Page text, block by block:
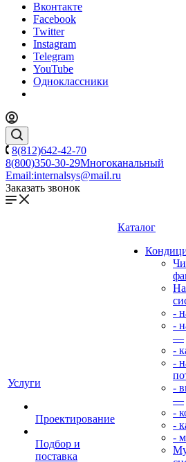
Вконтакте
Facebook
Twitter
Instagram
Telegram
YouTube
Одноклассники
8(812)642-42-70
8(800)350-30-29Многоканальный
Email:internalsys@mail.ru
Заказать звонок
Услуги
Проектирование
Подбор и
поставка
Каталог
-
-
—
-
-
-
—
-
-
-